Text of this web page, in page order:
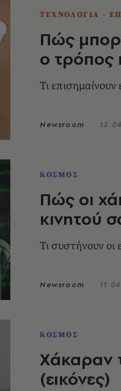
ΤΕΧΝΟΛΟΓΙΑ -
Πώς
ο τρόπος
Τι επισημαίνουν
Newsroom
ΚΟΣΜΟΣ
Πώς οι
κινητού
Τι συστήνουν οι
Newsroom
ΚΟΣΜΟΣ
Χάκαραν
(εικόνες)